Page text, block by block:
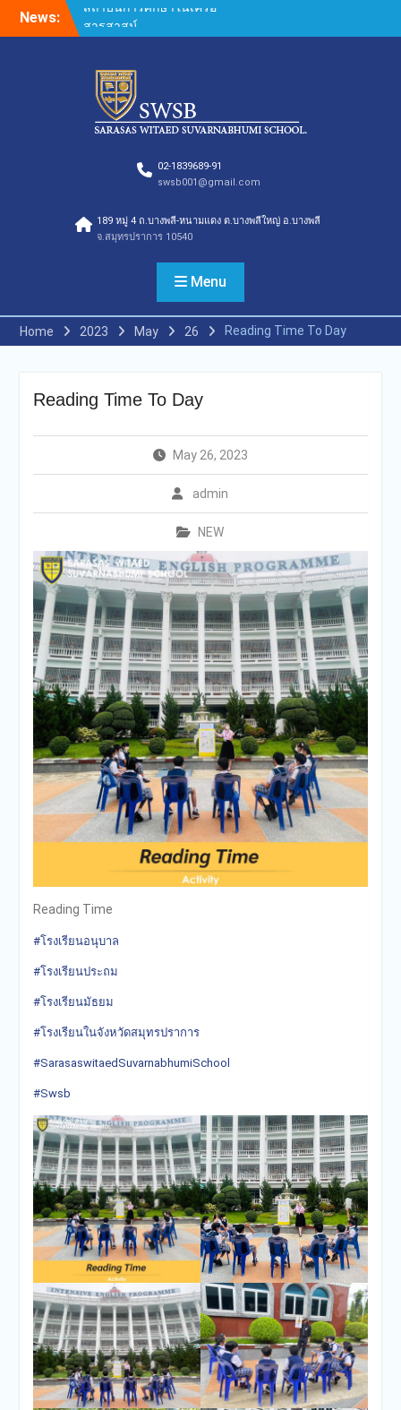
News:
กองอำนวยการออกตรวจ
ประเมินคุณภาพการศึกษา
คุณภาพการศึกษาเพื่อการ
ดำเนินการที่เป็นเลิศประจำปี
การศึกษา 2569
กองอำนวยการออกตรวจ
ภายในโรงเรียนตามเกณฑ์
คุณภาพการศึกษาเพื่อการ
การศึกษา 2569(Summer)
ของกลุ่มสถาบันการศึกษาใน
เครือสารสาสน์
กองอำนวยการออกตรวจ
ประเมินคุณภาพการศึกษา
ภายในโรงเรียนตามเกณฑ์
คุณภาพการศึกษาเพื่อการ
สถาบันการศึกษาในเครือ
สารสาสน์
ประเมินคุณภาพการศึกษา
คุณภาพการศึกษาเพื่อการ
การศึกษา 2569 ของกลุ่ม
สารสาสน์
02-1839689-91
swsb001@gmail.com
189 หมู่ 4 ถ.บางพลี-หนามแดง ต.บางพลีใหญ่ อ.บางพลี
จ.สมุทรปราการ 10540
Menu
Home 2023 May 26 Reading Time To Day
Reading Time To Day
May 26, 2023
admin
NEW
Reading Time
#โรงเรียนอนุบาล
#โรงเรียนประถม
#โรงเรียนมัธยม
#โรงเรียนในจังหวัดสมุทรปราการ
#SarasaswitaedSuvarnabhumiSchool
#Swsb